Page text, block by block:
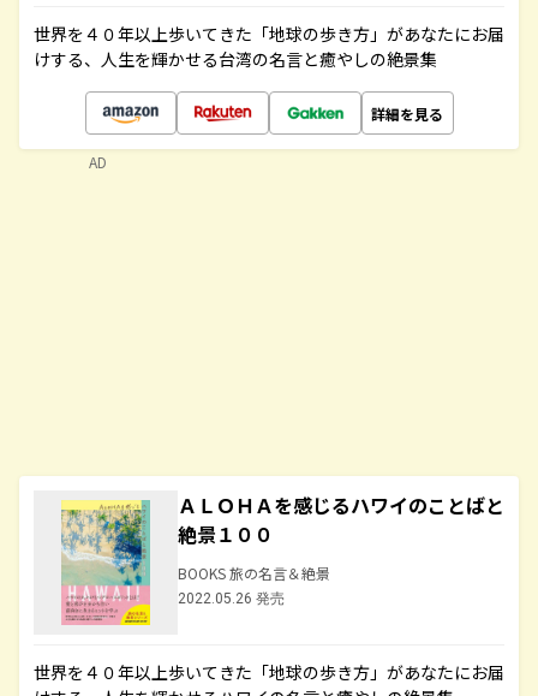
世界を４０年以上歩いてきた「地球の歩き方」があなたにお届
けする、人生を輝かせる台湾の名言と癒やしの絶景集
詳細を見る
ＡＬＯＨＡを感じるハワイのことばと
絶景１００
BOOKS 旅の名言＆絶景
2022.05.26 発売
世界を４０年以上歩いてきた「地球の歩き方」があなたにお届
AD